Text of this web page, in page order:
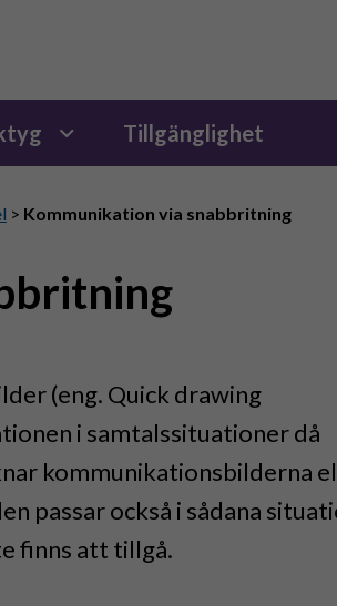
Tillgänglighet
> Kommunikation via snabbritning
(eng. Quick drawing
i samtalssituationer då
kommunikationsbilderna
passar också i sådana
finns att tillgå.